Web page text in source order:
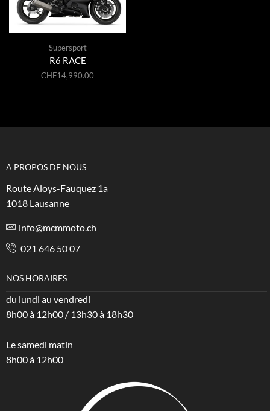
Supersport
R6 RACE
CHF14,990.00
A PROPOS DE NOUS
Route Aloys-Fauquez 1a
1018 Lausanne
info@mcmmoto.ch
021 646 50 07
NOS HORAIRES
du lundi au vendredi
8h00 à 12h00 / 13h30 à 18h30
Le samedi matin
8h00 à 12h00